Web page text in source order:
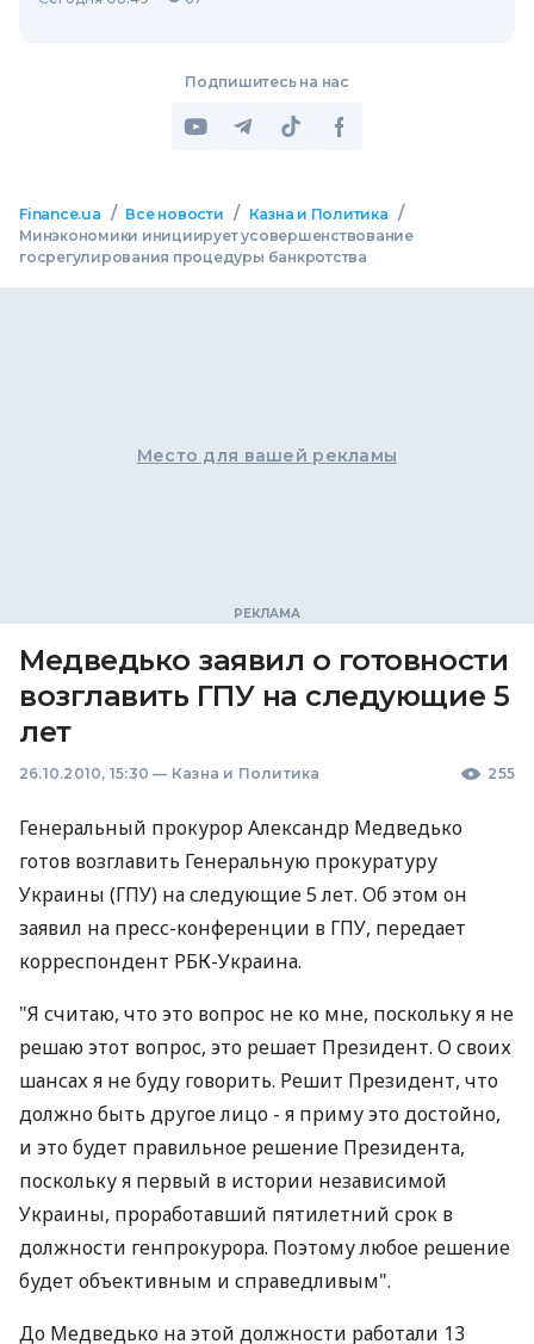
Подпишитесь на нас
Finance.ua / Все новости / Казна и Политика /
Минэкономики инициирует усовершенствование
госрегулирования процедуры банкротства
Место для вашей рекламы
Медведько заявил о готовности
возглавить ГПУ на следующие 5
лет
26.10.2010, 15:30 — Казна и Политика 255
Генеральный прокурор Александр Медведько
готов возглавить Генеральную прокуратуру
Украины (ГПУ) на следующие 5 лет. Об этом он
заявил на пресс-конференции в ГПУ, передает
корреспондент РБК-Украина.
"Я считаю, что это вопрос не ко мне, поскольку я не
решаю этот вопрос, это решает Президент. О своих
шансах я не буду говорить. Решит Президент, что
должно быть другое лицо - я приму это достойно,
и это будет правильное решение Президента,
поскольку я первый в истории независимой
Украины, проработавший пятилетний срок в
должности генпрокурора. Поэтому любое решение
будет объективным и справедливым".
До Медведько на этой должности работали 13